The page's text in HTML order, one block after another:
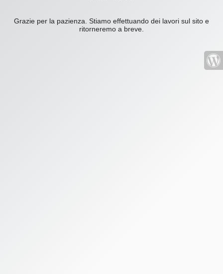
Grazie per la pazienza. Stiamo effettuando dei lavori sul sito e
ritorneremo a breve.